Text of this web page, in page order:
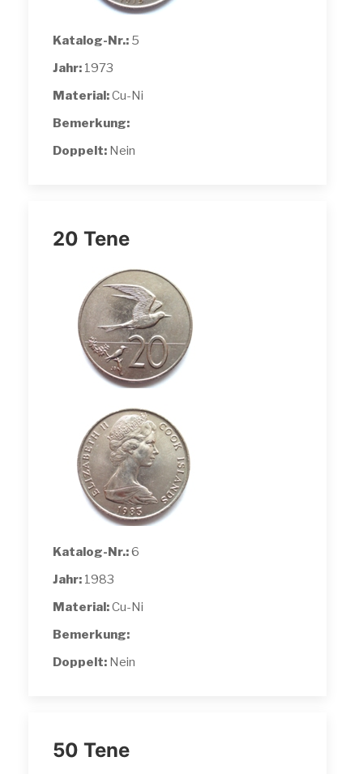
Katalog-Nr.: 5
Jahr: 1973
Material:Cu-Ni
Bemerkung:
Doppelt: Nein
20 Tene
Katalog-Nr.:6
Jahr: 1983
Material:Cu-Ni
Bemerkung:
Doppelt: Nein
50 Tene